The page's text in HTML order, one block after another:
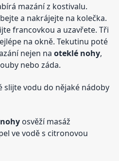
mazání z kostivalu.
a nakrájejte na kolečka.
francovkou a uzavřete. Tři
na okně. Tekutinu poté
nejen naoteklé nohy,
nebo záda.
slijte vodu do nějaké nádoby
nohy osvěží masáž
ve vodě s citronovou